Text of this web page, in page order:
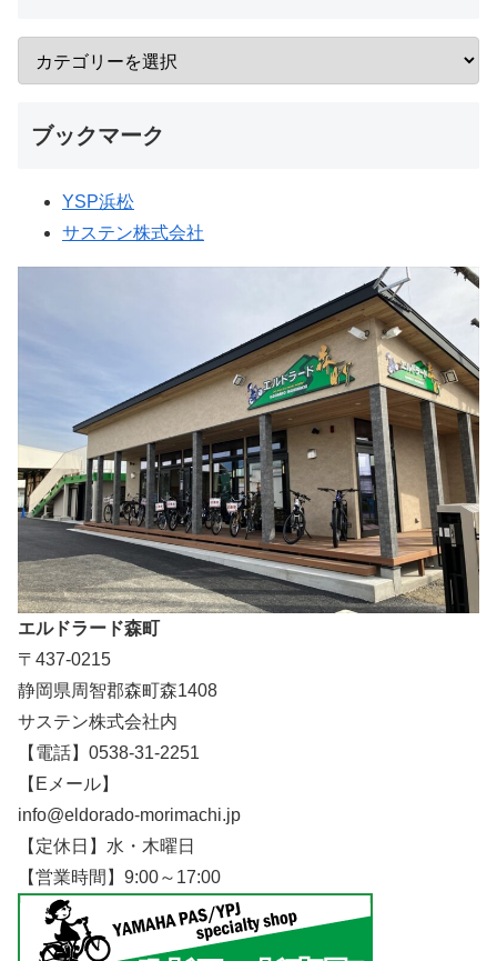
ブックマーク
YSP浜松
サステン株式会社
エルドラード森町
〒437-0215
静岡県周智郡森町森1408
サステン株式会社内
【電話】0538-31-2251
【Eメール】
info@eldorado-morimachi.jp
【定休日】水・木曜日
【営業時間】9:00～17:00